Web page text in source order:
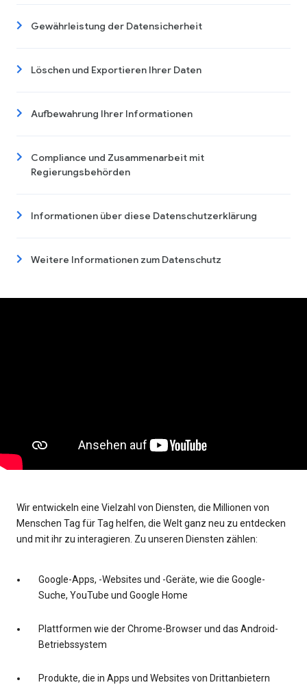
Gewährleistung der Datensicherheit
Löschen und Exportieren Ihrer Daten
Aufbewahrung Ihrer Informationen
Compliance und Zusammenarbeit mit
Regierungsbehörden
Informationen über diese Datenschutzerklärung
Weitere Informationen zum Datenschutz
Wir entwickeln eine Vielzahl von Diensten, die Millionen von
Menschen Tag für Tag helfen, die Welt ganz neu zu entdecken
und mit ihr zu interagieren. Zu unseren Diensten zählen:
Google-Apps, -Websites und -Geräte, wie die Google-
Suche, YouTube und Google Home
Plattformen wie der Chrome-Browser und das Android-
Betriebssystem
Produkte, die in Apps und Websites von Drittanbietern